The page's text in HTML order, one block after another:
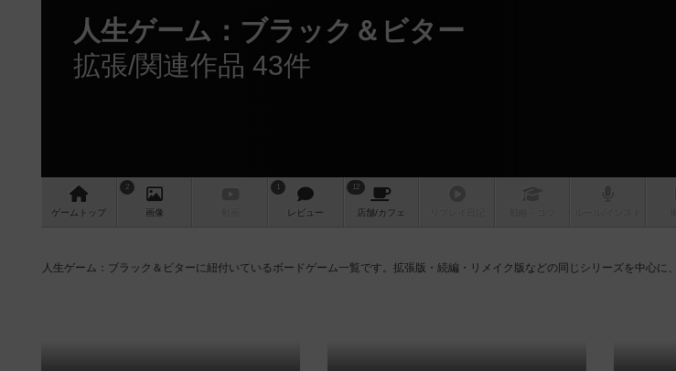
人生ゲーム：ブラック＆ビター
拡張/関連作品 43件
ゲーム トップ
2
画像
1
レビュー
12
店舗/カフェ
人生ゲーム：ブラック＆ビターに紐付いているボードゲーム一覧です。拡張版・続編・リメイク版などの同じシリーズを中心に